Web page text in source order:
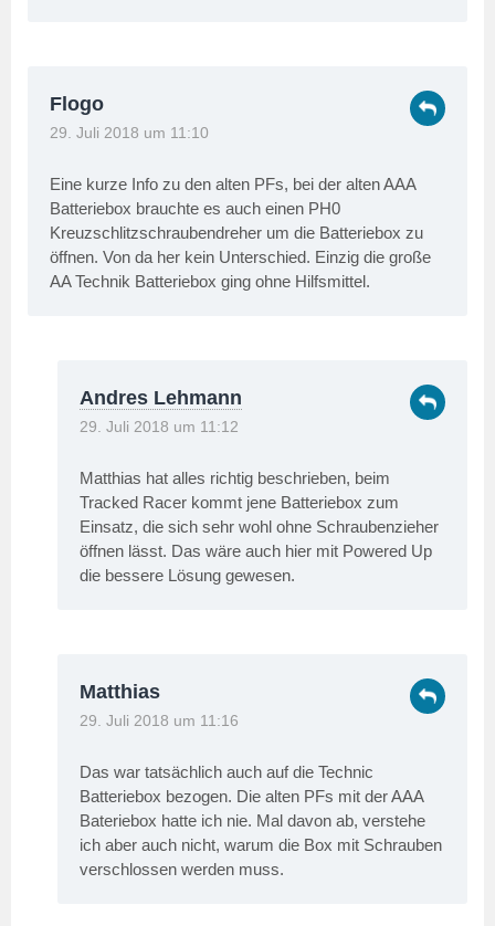
Flogo
29. Juli 2018 um 11:10
Eine kurze Info zu den alten PFs, bei der alten AAA
Batteriebox brauchte es auch einen PH0
Kreuzschlitzschraubendreher um die Batteriebox zu
öffnen. Von da her kein Unterschied. Einzig die große
AA Technik Batteriebox ging ohne Hilfsmittel.
Andres Lehmann
29. Juli 2018 um 11:12
Matthias hat alles richtig beschrieben, beim
Tracked Racer kommt jene Batteriebox zum
Einsatz, die sich sehr wohl ohne Schraubenzieher
öffnen lässt. Das wäre auch hier mit Powered Up
die bessere Lösung gewesen.
Matthias
29. Juli 2018 um 11:16
Das war tatsächlich auch auf die Technic
Batteriebox bezogen. Die alten PFs mit der AAA
Bateriebox hatte ich nie. Mal davon ab, verstehe
ich aber auch nicht, warum die Box mit Schrauben
verschlossen werden muss.